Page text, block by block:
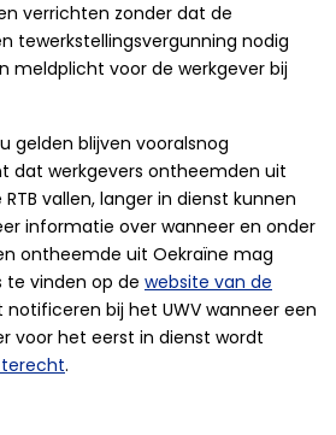
verrichten zonder dat de
tewerkstellingsvergunning nodig
meldplicht voor de werkgever bij
gelden blijven vooralsnog
dat werkgevers ontheemden uit
vallen, langer in dienst kunnen
informatie over wanneer en onder
ontheemde uit Oekraïne mag
te vinden op de website van de
notificeren bij het UWV wanneer een
voor het eerst in dienst wordt
.